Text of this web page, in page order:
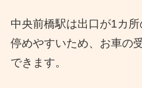
中央前橋駅は出口が1カ
停めやすいため、お車の
できます。